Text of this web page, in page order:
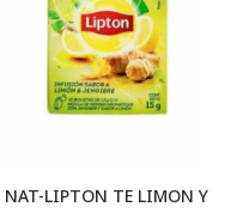
NAT-LIPTON TE LIMON Y